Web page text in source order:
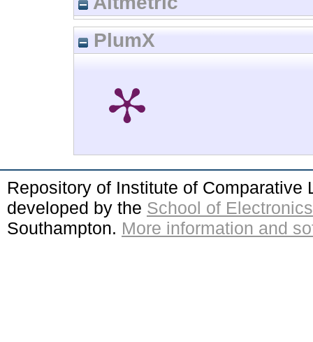
PlumX
Repository of Institute of
developed by the School of
Southampton. More information and